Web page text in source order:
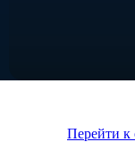
Перейти к